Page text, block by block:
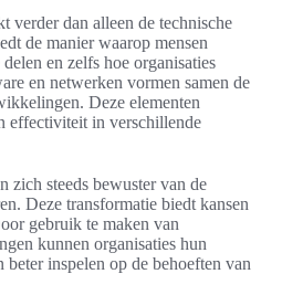
verder dan alleen de technische
de manier waarop mensen
en zelfs hoe organisaties
en netwerken vormen samen de
Deze elementen
effectiviteit in verschillende
zich steeds bewuster van de
Deze transformatie biedt kansen
gebruik te maken van
kunnen organisaties hun
beter inspelen op de behoeften van